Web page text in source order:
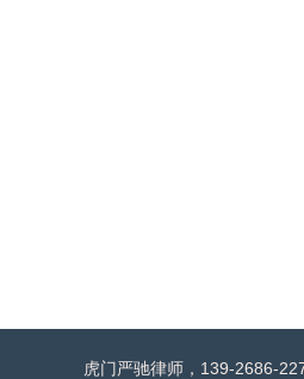
虎门严驰律师，139-2686-